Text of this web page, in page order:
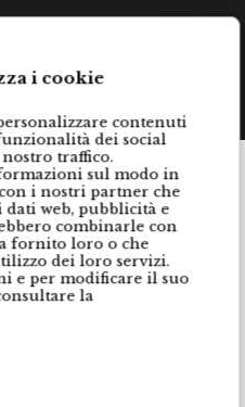
i cookie
contenuti
dei social
traffico.
sul modo in
i nostri partner che
dati web, pubblicità e
combinarle con
fornito loro o che
dei loro servizi.
e per modificare il suo
la
world
custom-
rooms and